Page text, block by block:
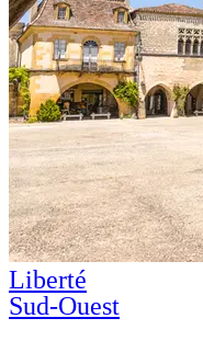
Liberté
Sud-Ouest